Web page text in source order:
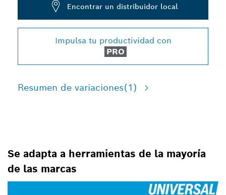
Encontrar un distribuidor local
Impulsa tu productividad con
PRO
Resumen de variaciones(1)
Se adapta a herramientas de la mayoría
de las marcas